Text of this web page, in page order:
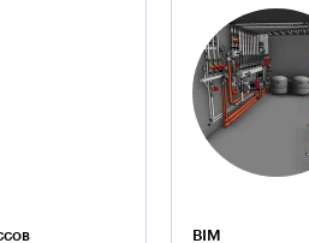
«Наполеон
«Будова» располагается
применялись технологии
BIM